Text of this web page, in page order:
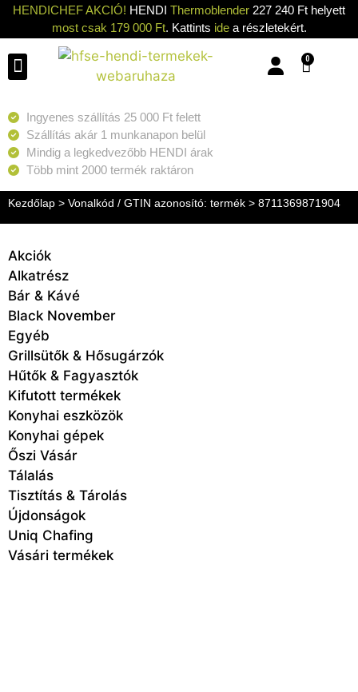
HENDICHEF AKCIÓ! HENDI Thermoblender 227 240 Ft helyett
most csak 179 000 Ft. Kattints idea részletekért.
0
Ingyenes szállítás 25 000 Ft felett
Szállítás akár 1 munkanapon belül
Mindig a legkedvezőbb HENDI árak
Több mint 2000 termék raktáron
Kezdőlap > Vonalkód / GTIN azonosító: termék > 8711369871904
Akciók
Alkatrész
Bár & Kávé
Black November
Egyéb
Grillsütők & Hősugárzók
Hűtők & Fagyasztók
Kifutott termékek
Konyhai eszközök
Konyhai gépek
Őszi Vásár
Tálalás
Tisztítás & Tárolás
Újdonságok
Uniq Chafing
Vásári termékek